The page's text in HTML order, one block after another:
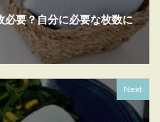
要？自分に必要な枚数に
Next